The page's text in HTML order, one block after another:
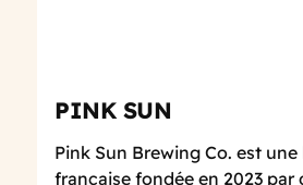
PINK SUN
Pink Sun Brewing Co. est une
française fondée en 2023 par